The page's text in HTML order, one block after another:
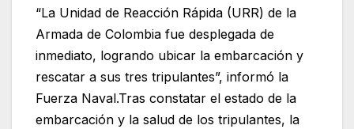
“La Unidad de Reacción Rápida (URR) de la
Armada de Colombia fue desplegada de
inmediato, logrando ubicar la embarcación y
rescatar a sus tres tripulantes”, informó la
Fuerza Naval.Tras constatar el estado de la
embarcación y la salud de los tripulantes, la